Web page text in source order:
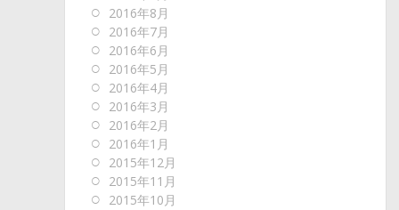
2016年8月
2016年7月
2016年6月
2016年5月
2016年4月
2016年3月
2016年2月
2016年1月
2015年12月
2015年11月
2015年10月